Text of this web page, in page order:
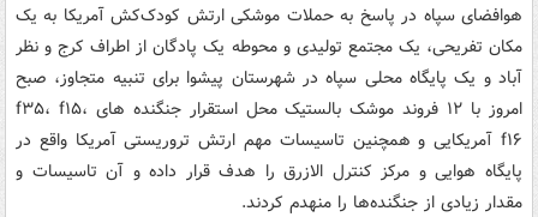
هوافضای سپاه در پاسخ به حملات موشکی ارتش کودک‌کش آمریکا به یک
مکان تفریحی، یک مجتمع تولیدی و محوطه یک پادگان از اطراف کرج و نظر
آباد و یک پایگاه محلی سپاه در شهرستان پیشوا برای تنبیه متجاوز، صبح
امروز با ۱۲ فروند موشک بالستیک محل استقرار جنگنده های f۳۵، f۱۵،
f۱۶ آمریکایی و همچنین تاسیسات مهم ارتش تروریستی آمریکا واقع در
پایگاه هوایی و مرکز کنترل الازرق را هدف قرار داده و آن تاسیسات و
مقدار زیادی از جنگنده‌ها را منهدم کردند.